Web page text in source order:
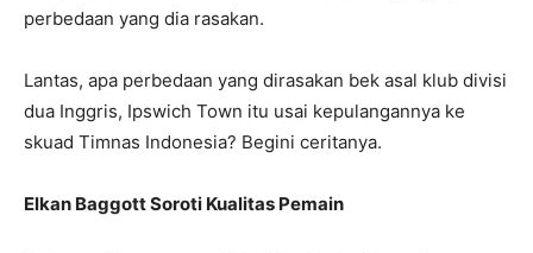
perbedaan yang dia rasakan.
Lantas, apa perbedaan yang dirasakan bek asal klub divisi
dua Inggris, Ipswich Town itu usai kepulangannya ke
skuad Timnas Indonesia? Begini ceritanya.
Elkan Baggott Soroti Kualitas Pemain